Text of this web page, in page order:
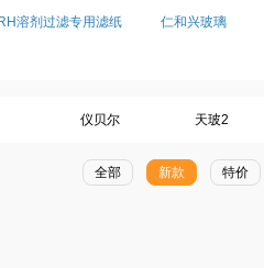
RH溶剂过滤专用滤纸 仁和兴玻璃
仪贝尔 天玻2
全部 新款 特价